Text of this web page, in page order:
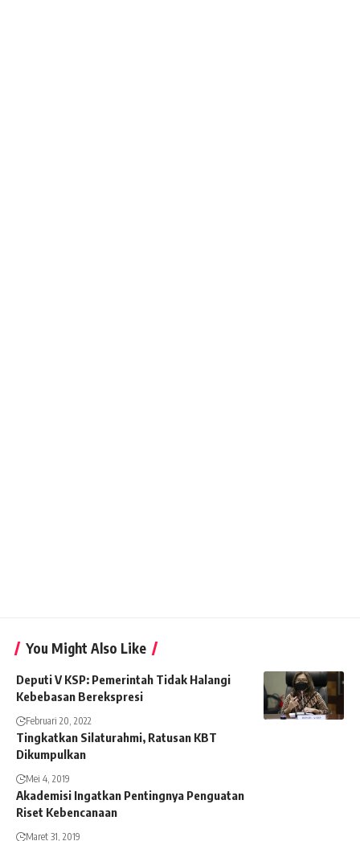
You Might Also Like
Deputi V KSP: Pemerintah Tidak Halangi
Kebebasan Berekspresi
Februari 20, 2022
Tingkatkan Silaturahmi, Ratusan KBT
Dikumpulkan
Mei 4, 2019
Akademisi Ingatkan Pentingnya Penguatan
Riset Kebencanaan
Maret 31, 2019